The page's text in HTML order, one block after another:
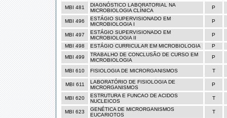
MBI 481
DIAGNÓSTICO LABORATORIAL NA
MICROBIOLOGIA CLÍNICA
P
MBI 496
ESTÁGIO SUPERVISIONADO EM
MICROBIOLOGIA I
P
MBI 497
ESTÁGIO SUPERVISIONADO EM
MICROBIOLOGIA II
P
MBI 498
ESTÁGIO CURRICULAR EM MICROBIOLOGIA
P
MBI 499
TRABALHO DE CONCLUSÃO DE CURSO EM
MICROBIOLOGIA
P
MBI 610 FISIOLOGIA DE MICRORGANISMOS T
MBI 611
LABORATÓRIO DE FISIOLOGIA DE
MICRORGANISMOS
P
MBI 620
ESTRUTURA E FUNCAO DE ACIDOS
NUCLEICOS
T
MBI 623
GENÉTICA DE MICRORGANISMOS
EUCARIOTOS
T